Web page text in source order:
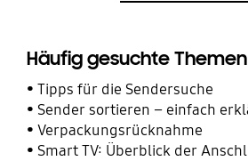
Häufig gesuchte Themen
Tipps für die Sendersuche
Sender sortieren – einfach
Verpackungsrücknahme
Smart TV: Überblick der